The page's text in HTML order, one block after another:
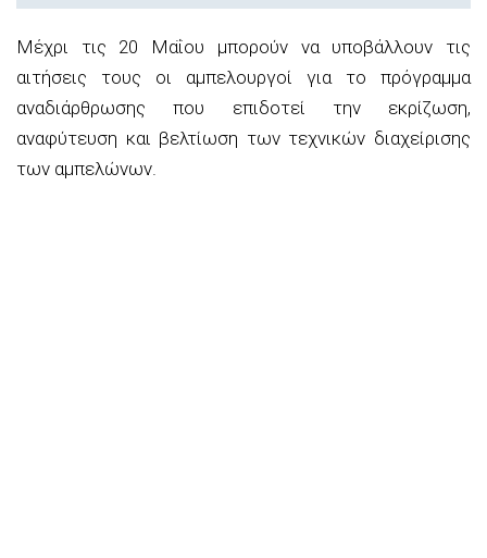
Μέχρι τις 20 Μαΐου μπορούν να υποβάλλουν τις
αιτήσεις τους οι αμπελουργοί για το πρόγραμμα
αναδιάρθρωσης που επιδοτεί την εκρίζωση,
αναφύτευση και βελτίωση των τεχνικών διαχείρισης
των αμπελώνων.